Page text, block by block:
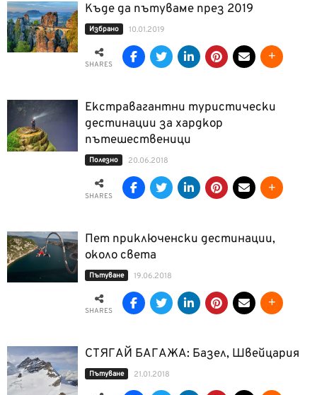
Къде да пътуваме през 2019
Избрано 10.01.2019
SHARES
Екстравагантни туристически
дестинации за хардкор
пътешественици
Полезно 20.06.2018
SHARES
Пет приключенски дестинации,
около света
Пътуване 19.06.2018
SHARES
СТЯГАЙ БАГАЖА: Базел, Швейцария
Пътуване 21.01.2018